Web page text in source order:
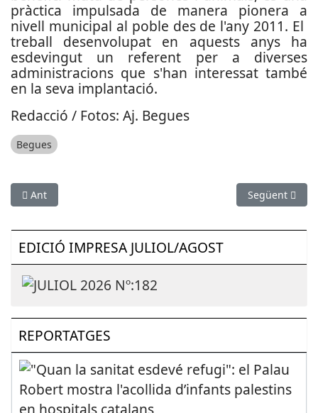
pràctica impulsada de manera pionera a
nivell municipal al poble des de l'any 2011. El
treball desenvolupat en aquests anys ha
esdevingut un referent per a diverses
administracions que s'han interessat també
en la seva implantació.
Redacció / Fotos: Aj. Begues
Begues
Article anterior: Comença la llaurada de les platges
Ant Article
Següent
EDICIÓ IMPRESA JULIOL/AGOST
REPORTATGES